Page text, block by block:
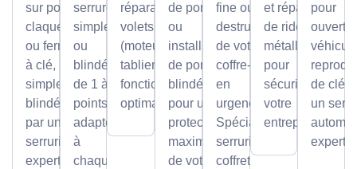
sur portes
claquées
ou fermées
à clé,
simples ou
blindées
par un
serrurier
expert
serrures,
simples
ou
blindée
de 1 à 5
points,
adaptée
à
chaque
réparation de
volets roulants
(moteur ou
tablier) pour un
fonctionnement
optimal.
de porte
ou
installation
de portes
blindées
pour une
protection
maximale
de votre
fine ou par
destruction
de votre
coffre-fort
en
urgence.
Spécialiste
serrurier
coffretier
et réparation
de rideaux
métalliques
pour
sécuriser
votre
entreprise.
pour
de clé
un
expert